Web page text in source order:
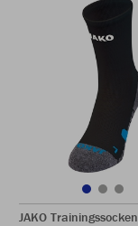
JAKO Trainingssocken